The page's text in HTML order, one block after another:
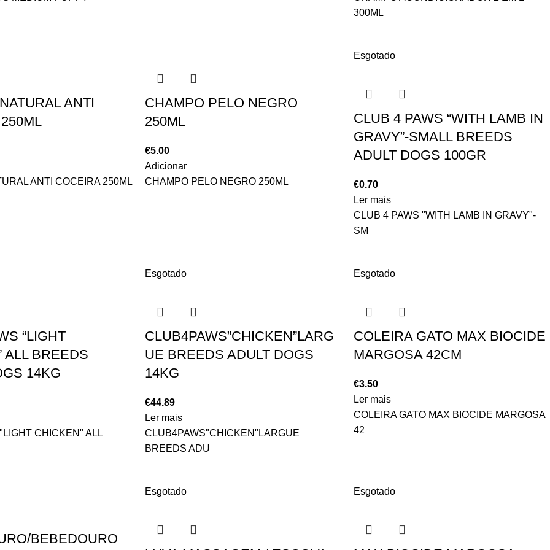
300ML
ANTI
ANTI COCEIRA 250ML
CHAMPO PELO NEGRO
250ML
€5.00
Adicionar
CHAMPO PELO NEGRO 250ML
Esgotado
CLUB 4 PAWS “WITH LAMB IN
GRAVY”-SMALL BREEDS
ADULT DOGS 100GR
€0.70
Ler mais
CLUB 4 PAWS "WITH LAMB IN GRAVY"-
SM
“LIGHT
ALL BREEDS
14KG
CHICKEN" ALL
Esgotado
CLUB4PAWS”CHICKEN”LARG
UE BREEDS ADULT DOGS
14KG
€44.89
Ler mais
CLUB4PAWS"CHICKEN"LARGUE
BREEDS ADU
Esgotado
COLEIRA GATO MAX BIOCIDE
MARGOSA 42CM
€3.50
Ler mais
COLEIRA GATO MAX BIOCIDE MARGOSA
42
BEBEDOURO
Esgotado Esgotado